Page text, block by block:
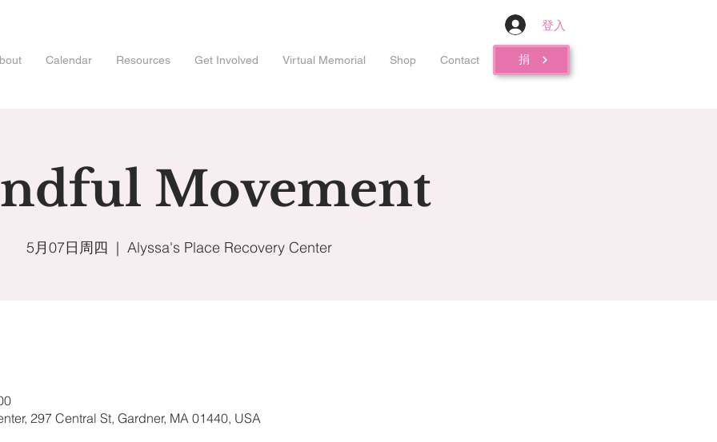
登入
Calendar Resources Get Involved Virtual Memorial Shop Contact 捐
Movement
5月07日周四
  |
Alyssa's Place Recovery Center
297 Central St, Gardner, MA 01440, USA